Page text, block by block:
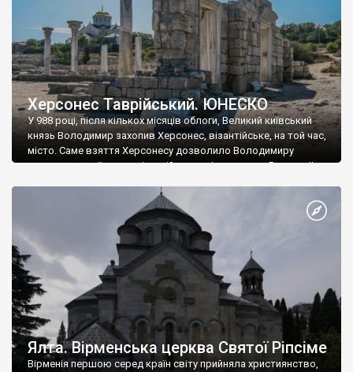
Херсонес Таврійський. ЮНЕСКО
У 988 році, після кількох місяців облоги, Великий київський
князь Володимир захопив Херсонес, візантійське, на той час,
місто. Саме взяття Херсонесу дозволило Володимиру
диктувати свої умови візантійському імператору Василю ІІ, та
Херсонесі Володимир-язичник, став Василем-християнином.
А потім було Хрещення Русі. На честь Херсонесу Таврійського
Ялта. Вірменська церква Святої Ріпсіме
Вірменія першою серед країн світу прийняла християнство,